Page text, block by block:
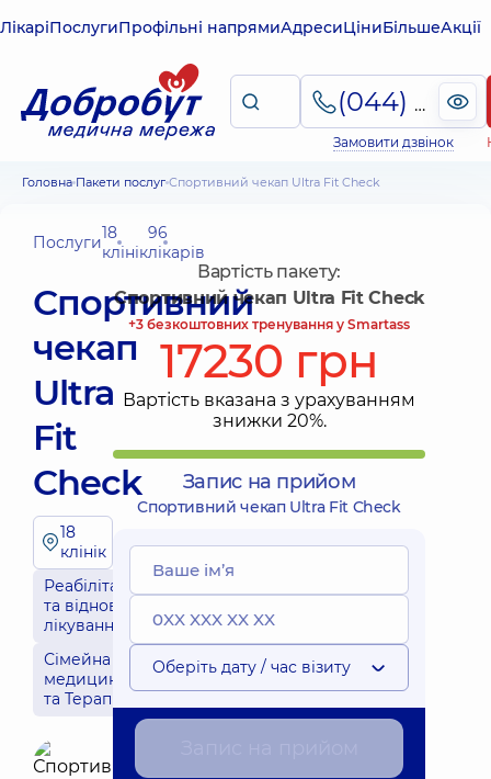
ЛікаріПослугиПрофільні напрямиАдресиЦіниБільшеАкції
(044) 495-2-888
Замовити дзвінок
Головна Пакети послуг Спортивний чекап Ultra Fit Check
Послуги18
клінік
96
лікарів
Спортивний
чекап
Ultra
Fit
Check
18
клінік
Реабілітація
та відновне
лікування
Сімейна
медицина
та Терапія
Вартість пакету:
Спортивний чекап Ultra Fit Check
+3 безкоштовних тренування у Smartass
17230 грн
Вартість вказана з урахуванням
знижки 20%.
Запис на прийом
Спортивний чекап Ultra Fit Check
Оберіть дату / час візиту